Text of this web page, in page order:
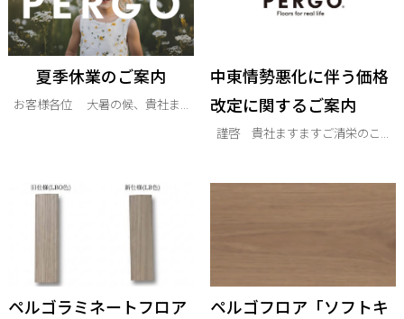
夏季休業のご案内
お客様各位 大暑の候、貴社ま...
中東情勢悪化に伴う価格
改定に関するご案内
謹啓 貴社ますますご清栄のこ...
ペルゴラミネートフロア
ペルゴフロア「ソフトキ